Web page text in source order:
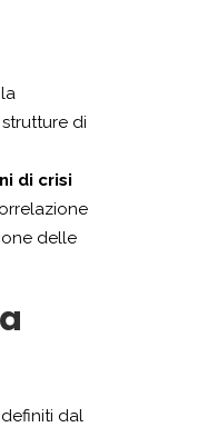
di
di crisi
delle
dal